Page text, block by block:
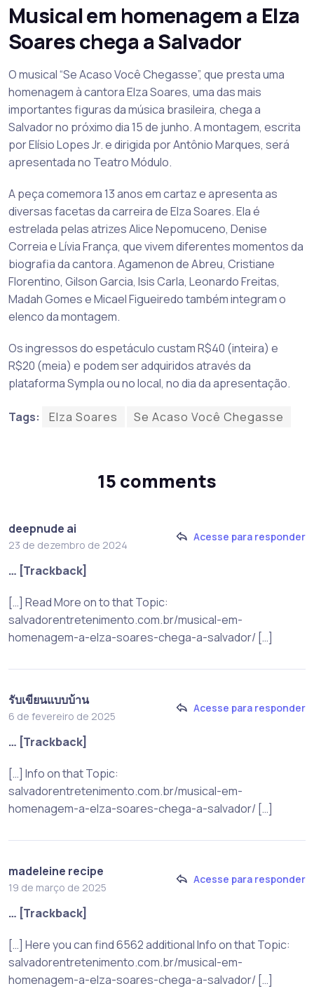
Musical em homenagem a Elza
Soares chega a Salvador
O musical “Se Acaso Você Chegasse”, que presta uma
homenagem à cantora Elza Soares, uma das mais
importantes figuras da música brasileira, chega a
Salvador no próximo dia 15 de junho. A montagem, escrita
por Elísio Lopes Jr. e dirigida por Antônio Marques, será
apresentada no Teatro Módulo.
A peça comemora 13 anos em cartaz e apresenta as
diversas facetas da carreira de Elza Soares. Ela é
estrelada pelas atrizes Alice Nepomuceno, Denise
Correia e Lívia França, que vivem diferentes momentos da
biografia da cantora. Agamenon de Abreu, Cristiane
Florentino, Gilson Garcia, Isis Carla, Leonardo Freitas,
Madah Gomes e Micael Figueiredo também integram o
elenco da montagem.
Os ingressos do espetáculo custam R$40 (inteira) e
R$20 (meia) e podem ser adquiridos através da
plataforma Sympla ou no local, no dia da apresentação.
Tags: Elza Soares Se Acaso Você Chegasse
15 comments
deepnude ai
23 de dezembro de 2024
Acesse para responder
… [Trackback]
[…] Read More on to that Topic:
salvadorentretenimento.com.br/musical-em-
homenagem-a-elza-soares-chega-a-salvador/ […]
รับเขียนแบบบ้าน
6 de fevereiro de 2025
Acesse para responder
… [Trackback]
[…] Info on that Topic:
salvadorentretenimento.com.br/musical-em-
homenagem-a-elza-soares-chega-a-salvador/ […]
madeleine recipe
19 de março de 2025
Acesse para responder
… [Trackback]
[…] Here you can find 6562 additional Info on that Topic:
salvadorentretenimento.com.br/musical-em-
homenagem-a-elza-soares-chega-a-salvador/ […]